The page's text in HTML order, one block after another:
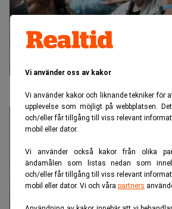
Vi använder oss av kakor
Vi använder kakor och liknande tekniker för
upplevelse som möjligt på webbplatsen.
och/eller får tillgång till viss relevant
mobil eller dator.
Vi använder också kakor från olika
ändamålen som listas nedan som
och/eller får tillgång till viss relevant
mobil eller dator. Vi och våra partners
Meta storinvesterar i AI – trots